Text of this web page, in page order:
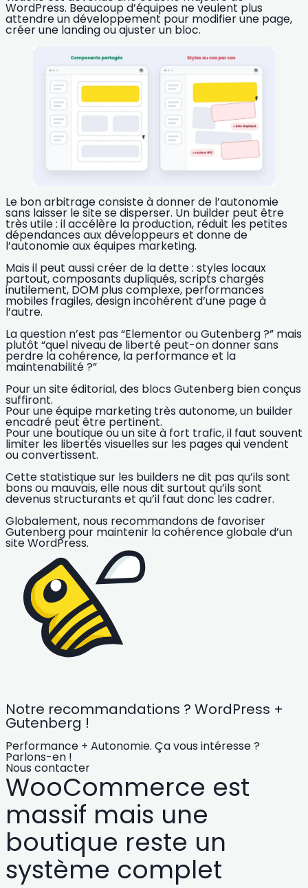
WordPress. Beaucoup d’équipes ne veulent plus
attendre un développement pour modifier une page,
créer une landing ou ajuster un bloc.
Le bon arbitrage consiste à donner de l’autonomie
sans laisser le site se disperser. Un builder peut être
très utile : il accélère la production, réduit les petites
dépendances aux développeurs et donne de
l’autonomie aux équipes marketing.
Mais il peut aussi créer de la dette : styles locaux
partout, composants dupliqués, scripts chargés
inutilement, DOM plus complexe, performances
mobiles fragiles, design incohérent d’une page à
l’autre.
La question n’est pas “Elementor ou Gutenberg ?” mais
plutôt “quel niveau de liberté peut-on donner sans
perdre la cohérence, la performance et la
maintenabilité ?”
Pour un site éditorial, des blocs Gutenberg bien conçus
suffiront.
Pour une équipe marketing très autonome, un builder
encadré peut être pertinent.
Pour une boutique ou un site à fort trafic, il faut souvent
limiter les libertés visuelles sur les pages qui vendent
ou convertissent.
Cette statistique sur les builders ne dit pas qu’ils sont
bons ou mauvais, elle nous dit surtout qu’ils sont
devenus structurants et qu’il faut donc les cadrer.
Globalement, nous recommandons de favoriser
Gutenberg pour maintenir la cohérence globale d’un
site WordPress.
Notre recommandations ? WordPress +
Gutenberg !
Performance + Autonomie. Ça vous intéresse ?
Parlons-en !
Nous contacter
WooCommerce est
massif mais une
boutique reste un
système complet